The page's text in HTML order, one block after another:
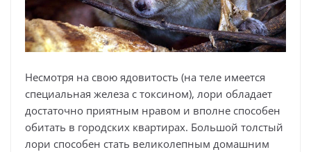
Несмотря на свою ядовитость (на теле имеется
специальная железа с токсином), лори обладает
достаточно приятным нравом и вполне способен
обитать в городских квартирах. Большой толстый
лори способен стать великолепным домашним